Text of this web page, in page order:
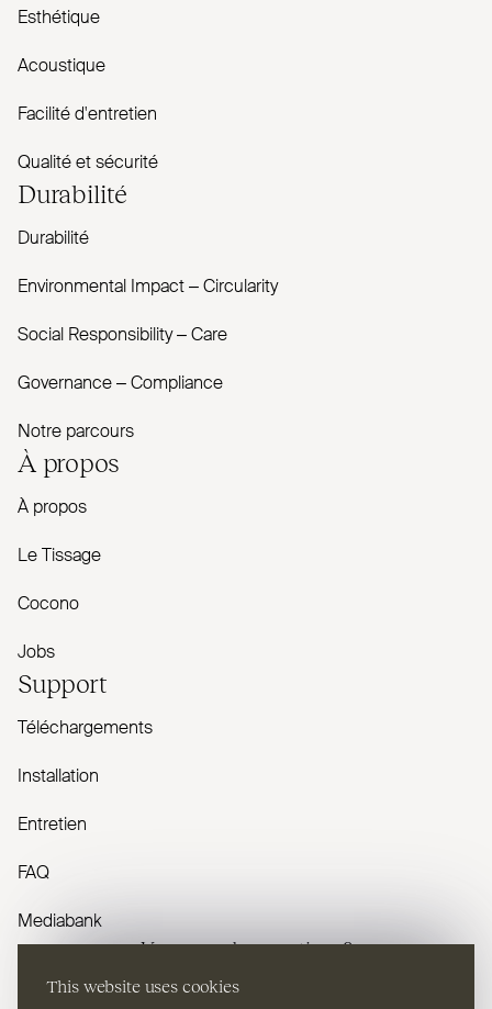
This website uses cookies
Esthétique
Acoustique
Facilité d'entretien
Qualité et sécurité
Durabilité
Durabilité
Envi­ronmental Impact – Cir­cularity
Social Responsibility – Care
Governance – Com­pliance
Notre parcours
À propos
À propos
Le Tissage
Cocono
Jobs
Support
Téléchargements
Installation
Entretien
FAQ
Mediabank
Vous avez des questions ?